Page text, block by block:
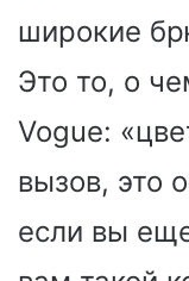
широкие
Это то, о
Vogue:
вызов, это
если вы